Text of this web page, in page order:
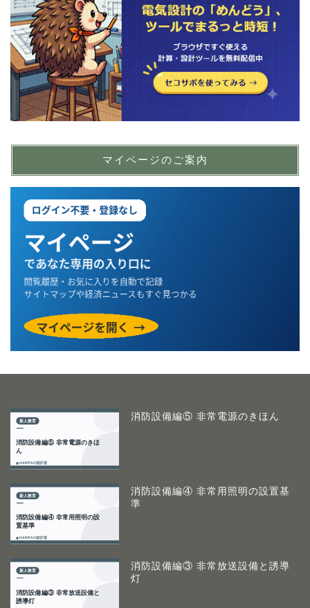
マイページのご案内
消防設備編⑤ 非常電源のきほん
消防設備編④ 非常用照明の設置基
準
消防設備編③ 非常放送設備と誘導
灯